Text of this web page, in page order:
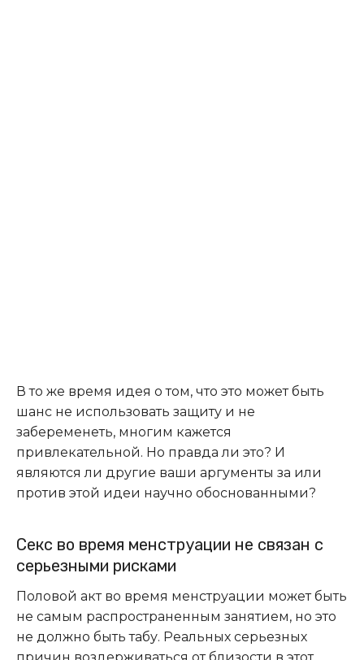
В то же время идея о том, что это может быть
шанс не использовать защиту и не
забеременеть, многим кажется
привлекательной. Но правда ли это? И
являются ли другие ваши аргументы за или
против этой идеи научно обоснованными?
Секс во время менструации не связан с
серьезными рисками
Половой акт во время менструации может быть
не самым распространенным занятием, но это
не должно быть табу. Реальных серьезных